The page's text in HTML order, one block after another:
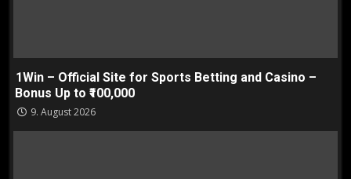
1Win – Official Site for Sports Betting and Casino –
Bonus Up to ₹100,000
9. August 2026